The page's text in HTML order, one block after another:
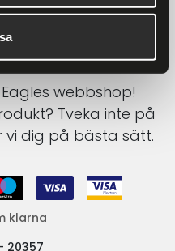
webbshop!
Tveka inte på
vi dig på bästa sätt.
klarna
20357